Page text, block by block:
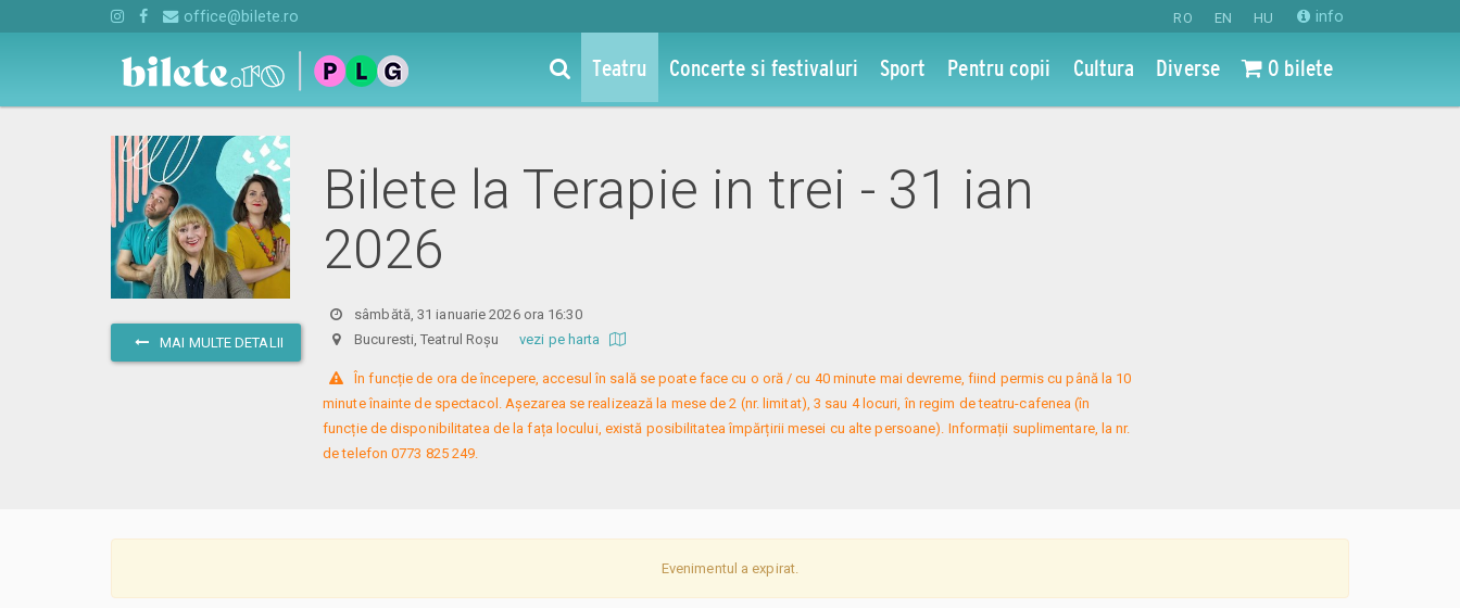
RO EN HU info
office@bilete.ro
Teatru Concerte si festivaluri Sport Pentru copii Cultura Diverse 0 bilete
MAI MULTE DETALII
Bilete la Terapie in trei - 31 ian
2026
sâmbătă, 31 ianuarie 2026 ora 16:30
Bucuresti, Teatrul Roșu vezi pe harta
În funcție de ora de începere, accesul în sală se poate face cu o oră / cu 40 minute mai devreme, fiind permis cu până la 10
minute înainte de spectacol. Așezarea se realizează la mese de 2 (nr. limitat), 3 sau 4 locuri, în regim de teatru-cafenea (în
funcție de disponibilitatea de la fața locului, există posibilitatea împărțirii mesei cu alte persoane). Informații suplimentare, la nr.
de telefon 0773 825 249.
Evenimentul a expirat.